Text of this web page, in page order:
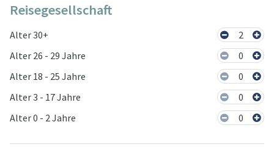
Reisegesellschaft
Alter 30+
2
Alter 26 - 29 Jahre
0
Alter 18 - 25 Jahre
0
Alter 3 - 17 Jahre
0
Alter 0 - 2 Jahre
0